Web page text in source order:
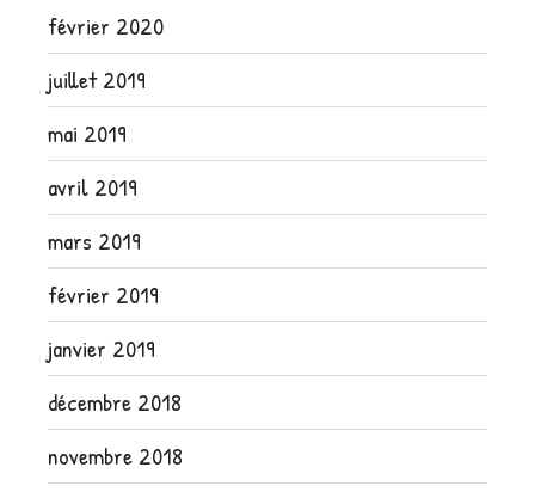
février 2020
juillet 2019
mai 2019
avril 2019
mars 2019
février 2019
janvier 2019
décembre 2018
novembre 2018